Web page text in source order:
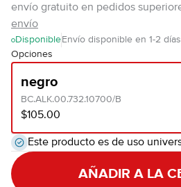
envío gratuito en pedidos
envío
Disponible Envío disponible en 1-2 días
Opciones
negro
BC.ALK.00.732.10700/B
$105.00
Este producto es de uso
AÑADIR A LA